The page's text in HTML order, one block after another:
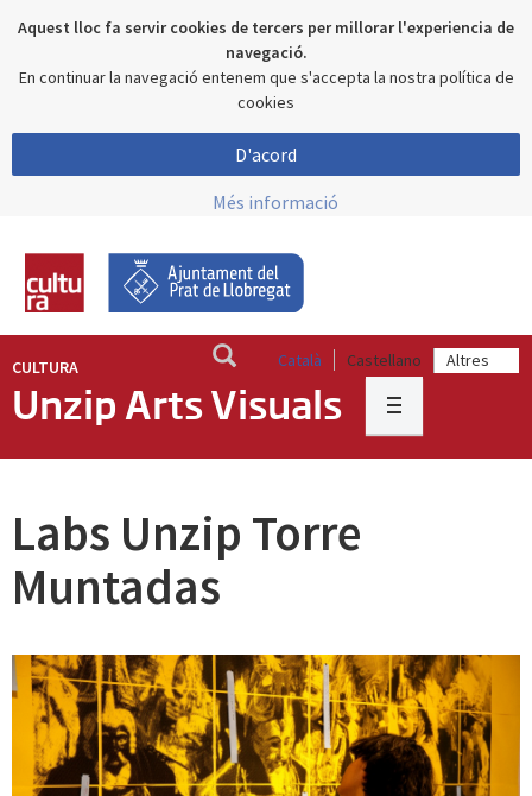
Aquest lloc fa servir cookies de tercers per millorar l'experiencia de
navegació.
En continuar la navegació entenem que s'accepta la nostra política de
cookies
D'acord
Més informació
Català Castellano
CULTURA
Unzip Arts Visuals
Labs Unzip Torre
Muntadas